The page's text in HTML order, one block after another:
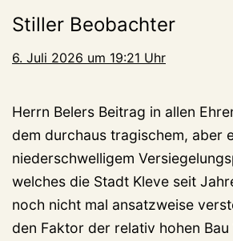
Stiller Beobachter
6. Juli 2026 um 19:21 Uhr
Herrn Belers Beitrag in allen
dem durchaus tragischem, aber
niederschwelligem
welches die Stadt Kleve seit
noch nicht mal ansatzweise
den Faktor der relativ hohen